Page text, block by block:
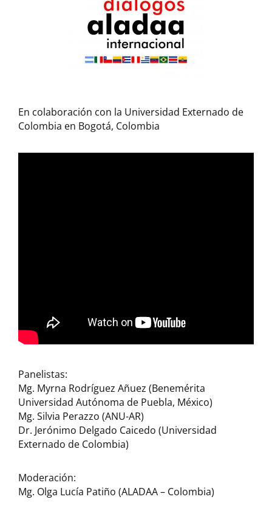
En colaboración con la Universidad Externado de
Colombia en Bogotá, Colombia
Panelistas:
Mg. Myrna Rodríguez Añuez (Benemérita
Universidad Autónoma de Puebla, México)
Mg. Silvia Perazzo (ANU-AR)
Dr. Jerónimo Delgado Caicedo (Universidad
Externado de Colombia)
Moderación:
Mg. Olga Lucía Patiño (ALADAA – Colombia)